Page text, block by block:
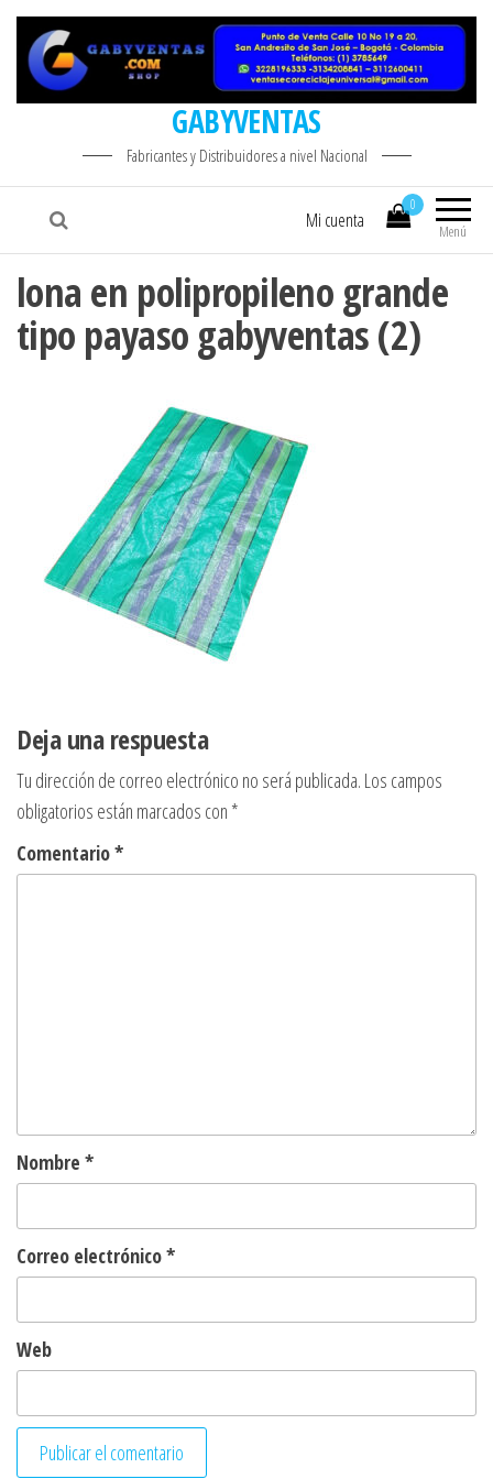
GABYVENTAS
Fabricantes y Distribuidores a nivel Nacional
Menú
0
Mi cuenta
lona en polipropileno grande
tipo payaso gabyventas (2)
Deja una respuesta
Tu dirección de correo electrónico no será publicada. Los campos
obligatorios están marcados con *
Comentario*
Nombre *
Correo electrónico*
Web